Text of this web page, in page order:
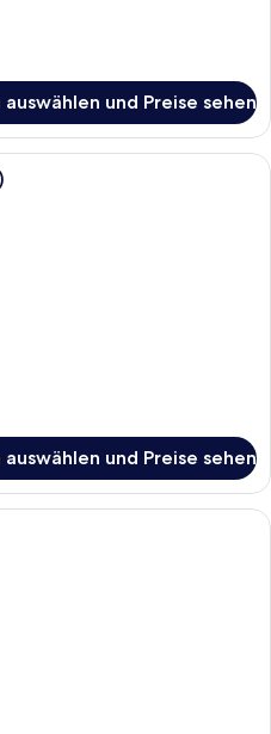
und Preise sehen
Ein Hotelzimmer mit einem großen
und Preise sehen
Hochwertige Bettwaren, Minibar,